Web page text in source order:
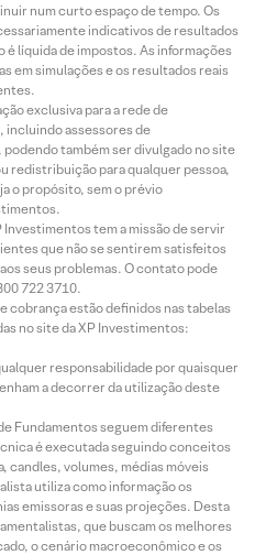
num curto espaço de tempo. Os
indicativos de resultados
líquida de impostos. As informações
em simulações e os resultados reais
exclusiva para a rede de
incluindo assessores de
também ser divulgado no site
redistribuição para qualquer pessoa,
o propósito, sem o prévio
Investimentos tem a missão de servir
que não se sentirem satisfeitos
seus problemas. O contato pode
722 3710.
cobrança estão definidos nas tabelas
no site da XP Investimentos:
responsabilidade por quaisquer
a decorrer da utilização deste
Fundamentos seguem diferentes
é executada seguindo conceitos
volumes, médias móveis
utiliza como informação os
emissoras e suas projeções. Desta
que buscam os melhores
o cenário macroeconômico e os